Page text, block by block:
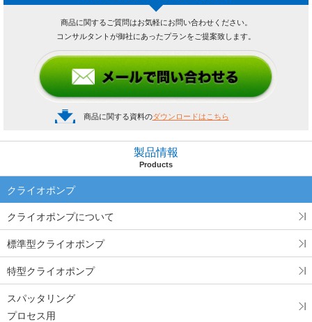
製品情報
Products
クライオポンプ
クライオポンプについて
標準型クライオポンプ
特型クライオポンプ
スパッタリング
プロセス用
商品に関するご質問はお気軽にお問い合わせください。
コンサルタントが御社にあったプランをご提案致します。
商品に関する資料のダウンロードはこちら